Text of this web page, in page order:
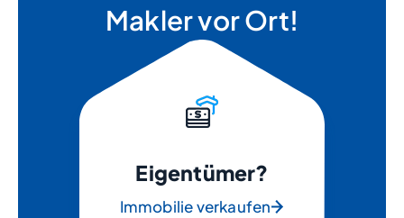
Makler vor Ort!
Eigentümer?
Immobilie verkaufen